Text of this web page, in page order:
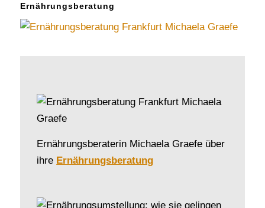
Ernährungsberatung
Ernährungsberaterin Michaela Graefe über
ihre Ernährungsberatung